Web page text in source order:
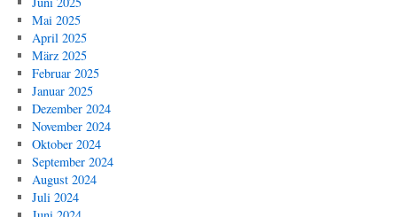
Mai 2025
April 2025
März 2025
Februar 2025
Januar 2025
Dezember 2024
November 2024
Oktober 2024
September 2024
August 2024
Juli 2024